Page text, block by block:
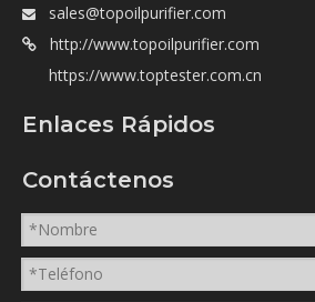
 sales@topoilpurifier.com

http://www.topoilpurifier.com
https://www.toptester.com.cn
Enlaces Rápidos
Contáctenos